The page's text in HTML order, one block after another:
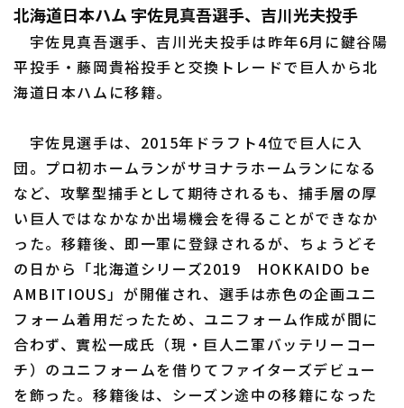
オリックス・バファローズ
福岡ソフトバンクホークス
利用規約 プライバシーポリシー
運営会社（別ウィンドウで開く） よくある質問
北海道日本ハム 宇佐見真吾選手、吉川光夫投手
宇佐見真吾選手、吉川光夫投手は昨年6月に鍵谷陽
平投手・藤岡貴裕投手と交換トレードで巨人から北
海道日本ハムに移籍。
宇佐見選手は、2015年ドラフト4位で巨人に入
団。プロ初ホームランがサヨナラホームランになる
など、攻撃型捕手として期待されるも、捕手層の厚
い巨人ではなかなか出場機会を得ることができなか
った。移籍後、即一軍に登録されるが、ちょうどそ
の日から「北海道シリーズ2019 HOKKAIDO be
AMBITIOUS」が開催され、選手は赤色の企画ユニ
フォーム着用だったため、ユニフォーム作成が間に
合わず、實松一成氏（現・巨人二軍バッテリーコー
チ）のユニフォームを借りてファイターズデビュー
を飾った。移籍後は、シーズン途中の移籍になった